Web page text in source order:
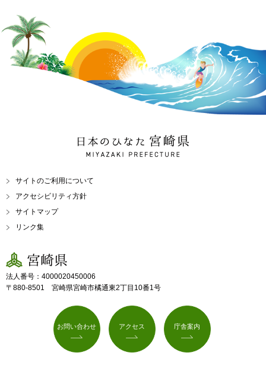
日本のひなた 宮崎県
MIYAZAKI PREFECTURE
サイトのご利用について
アクセシビリティ方針
サイトマップ
リンク集
宮崎県
法人番号：4000020450006
〒880-8501 宮崎県宮崎市橘通東2丁目10番1号
お問い合わせ アクセス 庁舎案内